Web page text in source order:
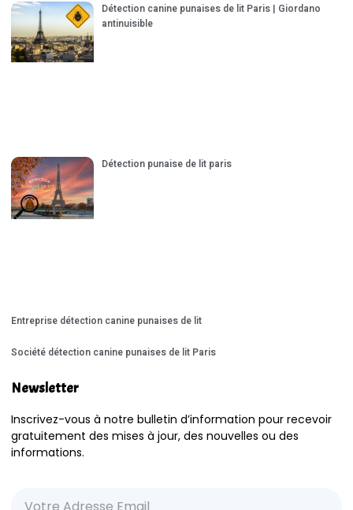
Détection canine punaises de lit Paris | Giordano
antinuisible
Détection punaise de lit paris
Entreprise détection canine punaises de lit
Société détection canine punaises de lit Paris
Newsletter
Inscrivez-vous à notre bulletin d’information pour recevoir
gratuitement des mises à jour, des nouvelles ou des
informations.